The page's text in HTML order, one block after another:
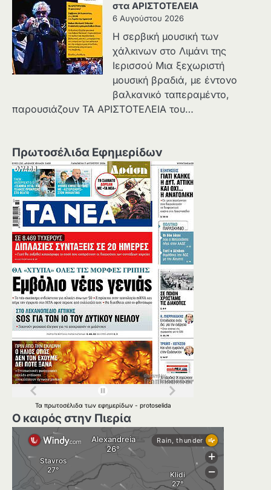
στα ΑΡΙΣΤΟΤΕΛΕΙΑ
6 Αυγούστου 2026
Η σερβική μουσική των
χάλκινων στο Λιμάνι της
Ιερισσού Μια ξεχωριστή
μουσική βραδιά, με έντονο
βαλκανικό ταπεραμέντο,
παρουσιάζουν ΤΑ ΑΡΙΣΤΟΤΕΛΕΙΑ του…
Πρωτοσέλιδα Εφημερίδων
Τα πρωτοσέλιδα των εφημερίδων - protoselida
Ο καιρός στην Πιερία